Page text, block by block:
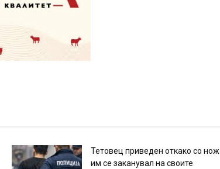
Тетовец приведен откако со нож
им се заканувал на своите